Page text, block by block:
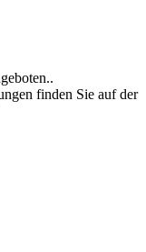
finden Sie auf der